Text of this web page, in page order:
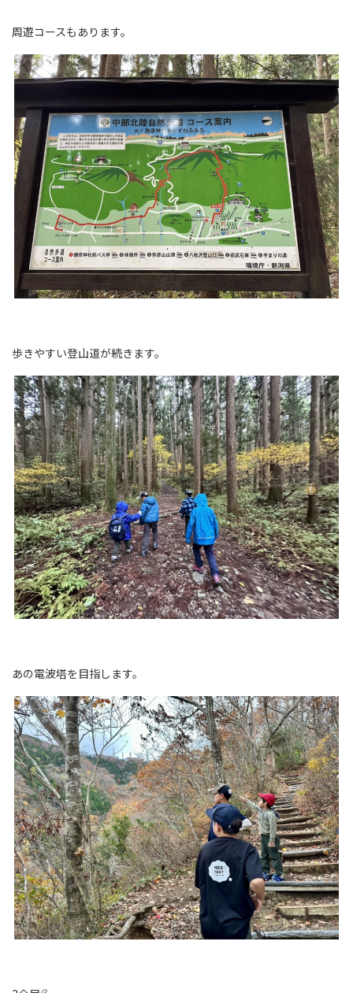
周遊コースもあります。
歩きやすい登山道が続きます。
あの電波塔を目指します。